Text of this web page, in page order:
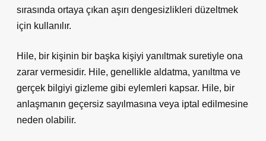
sırasında ortaya çıkan aşırı dengesizlikleri düzeltmek
için kullanılır.
Hile, bir kişinin bir başka kişiyi yanıltmak suretiyle ona
zarar vermesidir. Hile, genellikle aldatma, yanıltma ve
gerçek bilgiyi gizleme gibi eylemleri kapsar. Hile, bir
anlaşmanın geçersiz sayılmasına veya iptal edilmesine
neden olabilir.